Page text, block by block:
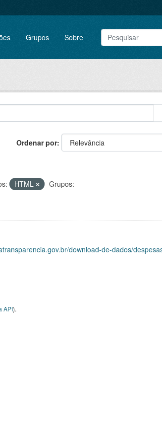
Grupos Sobre
Ordenar por
HTML
Grupos:
download-de-dados/
API).